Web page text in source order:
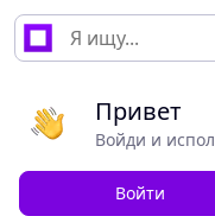
Привет
Войди и
Войти